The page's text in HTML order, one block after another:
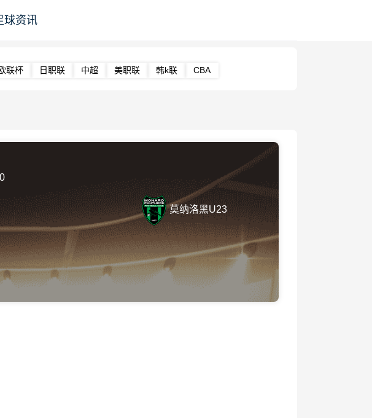
球资讯
联杯 日职联 中超 美职联 韩k联 CBA
莫纳洛黑U23